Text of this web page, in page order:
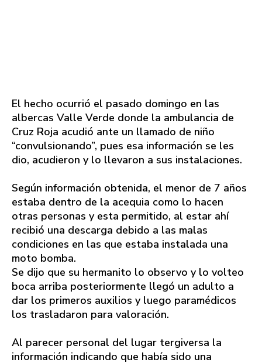
El hecho ocurrió el pasado domingo en las
albercas Valle Verde donde la ambulancia de
Cruz Roja acudió ante un llamado de niño
“convulsionando”, pues esa información se les
dio, acudieron y lo llevaron a sus instalaciones.
Según información obtenida, el menor de 7 años
estaba dentro de la acequia como lo hacen
otras personas y esta permitido, al estar ahí
recibió una descarga debido a las malas
condiciones en las que estaba instalada una
moto bomba.
Se dijo que su hermanito lo observo y lo volteo
boca arriba posteriormente llegó un adulto a
dar los primeros auxilios y luego paramédicos
los trasladaron para valoración.
Al parecer personal del lugar tergiversa la
información indicando que había sido una